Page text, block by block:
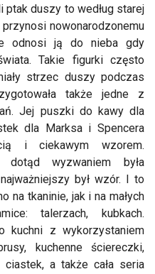
ptak duszy to według starej
nowonarodzonemu
odnosi ją do nieba gdy
Takie figurki często
strzec duszy podczas
także jedne z
Jej puszki do kawy dla
dla Marksa i Spencera
i ciekawym wzorem.
dotąd wyzwaniem była
był wzór. I to
na tkaninie, jak i na małych
talerzach, kubkach.
kuchni z wykorzystaniem
kuchenne ściereczki,
a także cała seria